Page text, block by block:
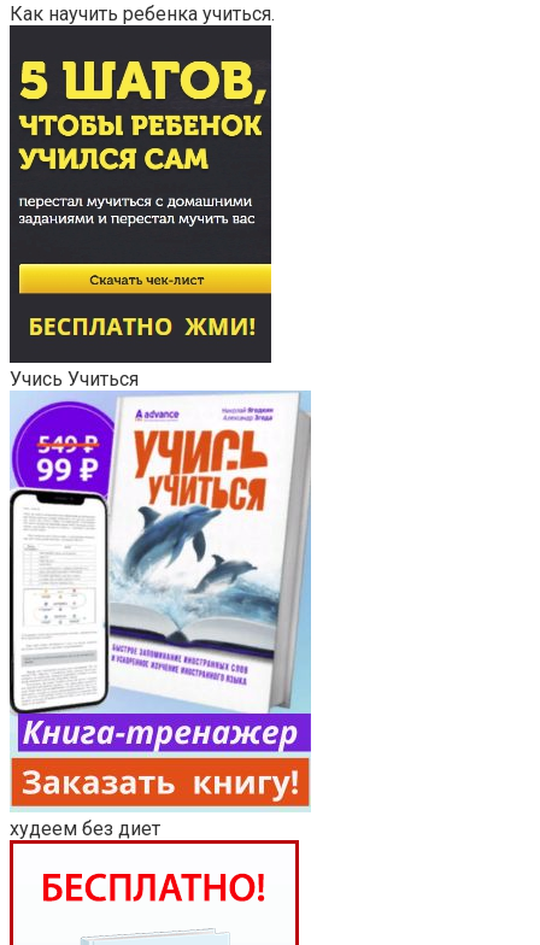
Как научить ребенка учиться.
Учись Учиться
худеем без диет